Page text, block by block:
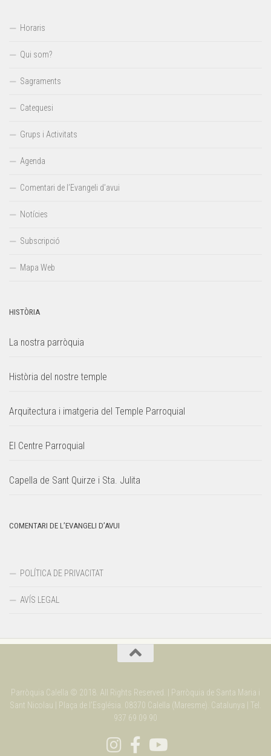
Horaris
Qui som?
Sagraments
Catequesi
Grups i Activitats
Agenda
Comentari de l’Evangeli d’avui
Notícies
Subscripció
Mapa Web
HISTÒRIA
La nostra parròquia
Història del nostre temple
Arquitectura i imatgeria del Temple Parroquial
El Centre Parroquial
Capella de Sant Quirze i Sta. Julita
COMENTARI DE L’EVANGELI D’AVUI
POLÍTICA DE PRIVACITAT
AVÍS LEGAL
Parròquia Calella © 2018. All Rights Reserved. | Parròquia de Santa Maria i
Sant Nicolau | Plaça de l'Església. 08370 Calella (Maresme). Catalunya | Tel.
937 69 09 90